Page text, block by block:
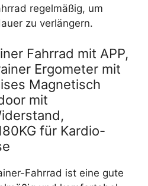
regelmäßig, um
zu verlängern.
Fahrrad mit APP,
Ergometer mit
Magnetisch
mit
für Kardio-
Fahrrad ist eine gute